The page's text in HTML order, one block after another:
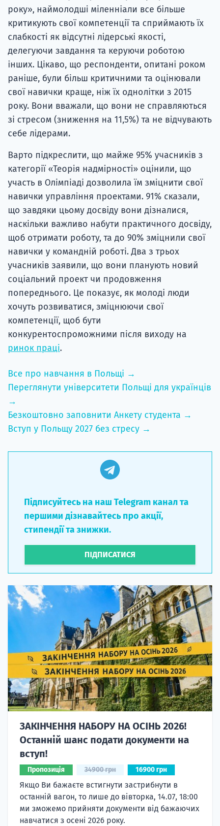
року», наймолодші міленніали все більше
критикують свої компетенції та сприймають їх
слабкості як відсутні лідерські якості,
делегуючи завдання та керуючи роботою
інших. Цікаво, що респонденти, опитані роком
раніше, були більш критичними та оцінювали
свої навички краще, ніж їх однолітки з 2015
року. Вони вважали, що вони не справляються
зі стресом (зниження на 11,5%) та не відчувають
себе лідерами.
Варто підкреслити, що майже 95% учасників з
категорії «Теорія надмірності» оцінили, що
участь в Олімпіаді дозволила їм зміцнити свої
навички управління проектами. 91% сказали,
що завдяки цьому досвіду вони дізналися,
наскільки важливо набути практичного досвіду,
щоб отримати роботу, та до 90% зміцнили свої
навички у командній роботі. Два з трьох
учасників заявили, що вони планують новий
соціальний проект чи продовження
попереднього. Це показує, як молоді люди
хочуть розвиватися, зміцнюючи свої
компетенції, щоб бути
конкурентоспроможними після виходу на
ринок праці.
Все про навчання в Польщі →
Переглянути університети Польщі для українців
→
Безкоштовно заповнити Анкету студента →
Вступ у Польщу 2027 без стресу →
Підписуйтесь на наш Telegram канал та
першими дізнавайтесь про акції,
стипендії та знижки.
ПІДПИСАТИСЯ
ЗАКІНЧЕННЯ НАБОРУ НА ОСІНЬ 2026!
Останній шанс подати документи на
вступ!
Пропозиція 34900 грн 16900 грн
Якщо Ви бажаєте встигнути застрибнути в
останній вагон, то лише до вівторка, 14.07, 18:00
ми зможемо прийняти документи від бажаючих
навчатися з осені 2026 року.